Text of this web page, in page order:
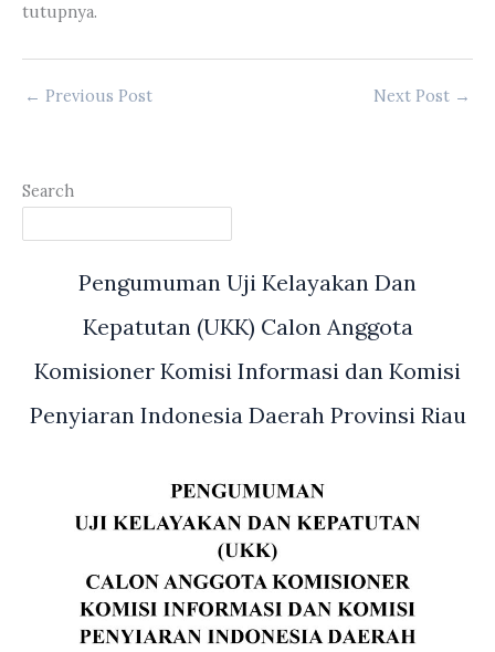
tutupnya.
← Previous Post Next Post →
Search
Pengumuman Uji Kelayakan Dan
Kepatutan (UKK) Calon Anggota
Komisioner Komisi Informasi dan Komisi
Penyiaran Indonesia Daerah Provinsi Riau